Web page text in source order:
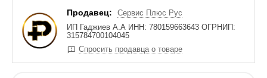
Продавец:
Сервис Плюс Рус
ИП Гаджиев А.А ИНН: 780159663643 ОГРНИП:
315784700104045
Спросить продавца о товаре